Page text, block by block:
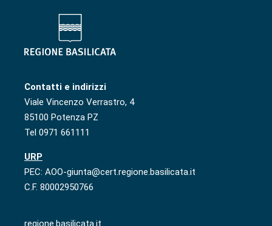
Contatti e indirizzi
Viale Vincenzo Verrastro, 4
85100 Potenza PZ
Tel 0971 661111
URP
PEC: AOO-giunta@cert.regione.basilicata.it
C.F. 80002950766
regione.basilicata.it